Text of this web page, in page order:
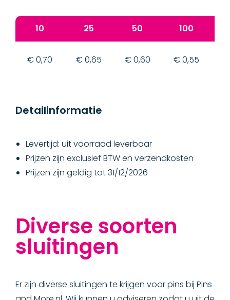
10 25 50 100
€ 0,70 € 0,65 € 0,60 € 0,55
Detailinformatie
Levertijd: uit voorraad leverbaar
Prijzen zijn exclusief BTW en verzendkosten
Prijzen zijn geldig tot 31/12/2026
Diverse soorten
sluitingen
Er zijn diverse sluitingen te krijgen voor pins bij Pins